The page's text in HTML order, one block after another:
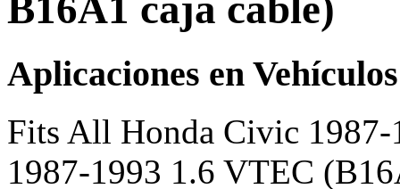
B16A1 caja cable)
Aplicaciones en Vehículos
Fits All Honda Civic
1987-1993 1.6 VTEC